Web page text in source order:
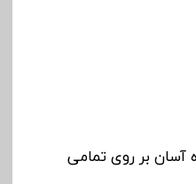
آسان بر روی تمامی